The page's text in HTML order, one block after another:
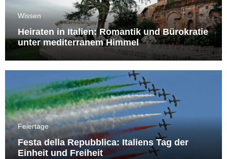
Wissen
Heiraten in Italien: Romantik und Bürokratie
unter mediterranem Himmel
Feiertage
Festa della Repubblica: Italiens Tag der
Einheit und Freiheit